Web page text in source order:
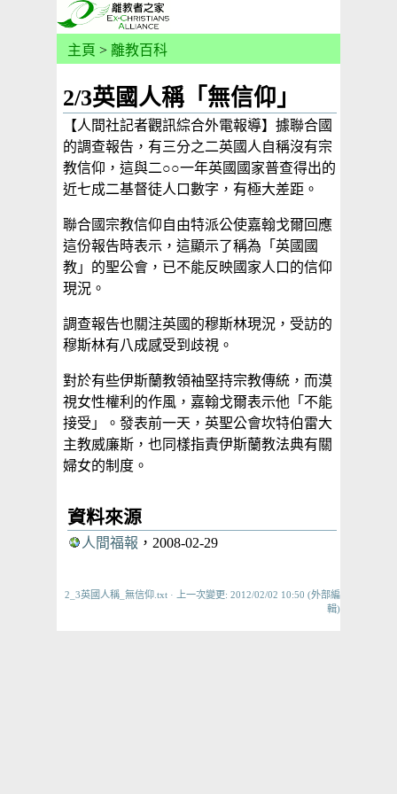
主頁 > 離教百科
2/3英國人稱「無信仰」
【人間社記者觀訊綜合外電報導】據聯合國
的調查報告，有三分之二英國人自稱沒有宗
教信仰，這與二○○一年英國國家普查得出的
近七成二基督徒人口數字，有極大差距。
聯合國宗教信仰自由特派公使嘉翰戈爾回應
這份報告時表示，這顯示了稱為「英國國
教」的聖公會，已不能反映國家人口的信仰
現況。
調查報告也關注英國的穆斯林現況，受訪的
穆斯林有八成感受到歧視。
對於有些伊斯蘭教領袖堅持宗教傳統，而漠
視女性權利的作風，嘉翰戈爾表示他「不能
接受」。發表前一天，英聖公會坎特伯雷大
主教威廉斯，也同樣指責伊斯蘭教法典有關
婦女的制度。
資料來源
人間福報 ，2008-02-29
2_3英國人稱_無信仰.txt · 上一次變更: 2012/02/02 10:50 (外部編
輯)